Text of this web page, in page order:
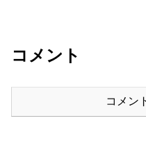
コメント
コメン